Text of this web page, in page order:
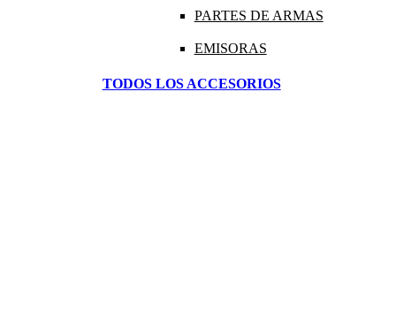
PARTES DE ARMAS
EMISORAS
TODOS LOS ACCESORIOS